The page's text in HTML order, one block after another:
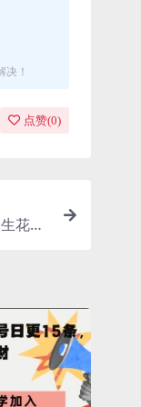
！
点赞(0)
花茶